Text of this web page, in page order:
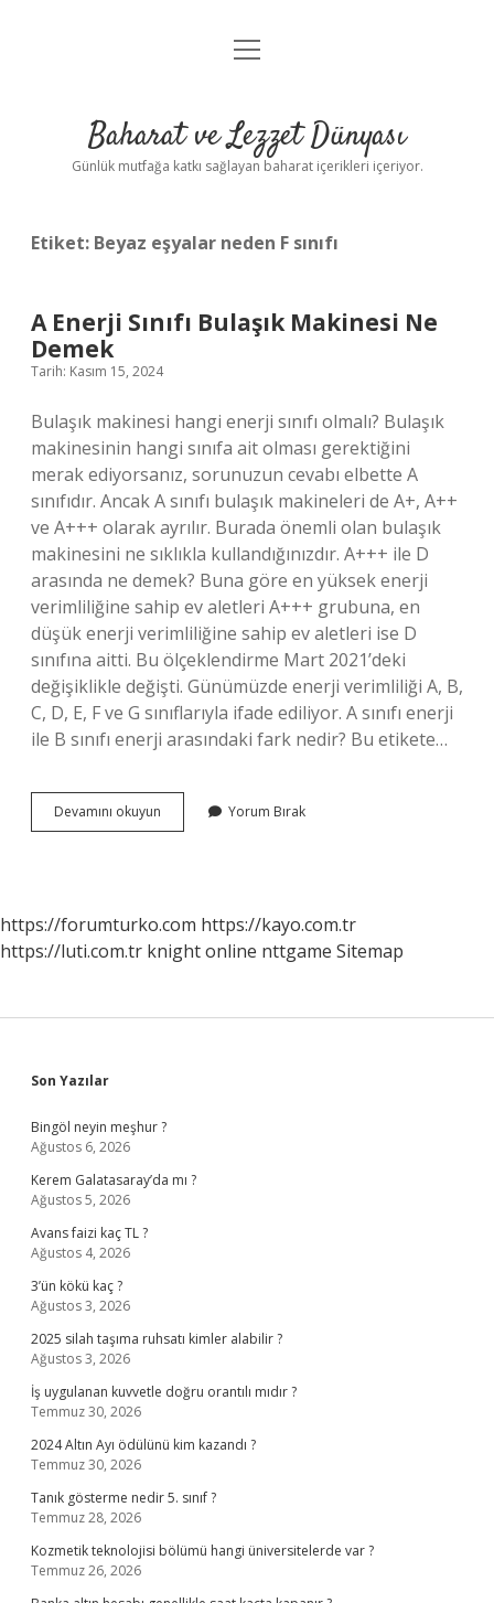
Anasayfa
Yasal Uyarı
menüyü
Baharat ve Lezzet Dünyası
Günlük mutfağa katkı sağlayan baharat içerikleri içeriyor.
Etiket: Beyaz eşyalar neden F sınıfı
A Enerji Sınıfı Bulaşık Makinesi Ne
Demek
Tarih: Kasım 15, 2024
Bulaşık makinesi hangi enerji sınıfı olmalı? Bulaşık
makinesinin hangi sınıfa ait olması gerektiğini
merak ediyorsanız, sorunuzun cevabı elbette A
sınıfıdır. Ancak A sınıfı bulaşık makineleri de A+, A++
ve A+++ olarak ayrılır. Burada önemli olan bulaşık
makinesini ne sıklıkla kullandığınızdır. A+++ ile D
arasında ne demek? Buna göre en yüksek enerji
verimliliğine sahip ev aletleri A+++ grubuna, en
düşük enerji verimliliğine sahip ev aletleri ise D
sınıfına aitti. Bu ölçeklendirme Mart 2021’deki
değişiklikle değişti. Günümüzde enerji verimliliği A, B,
C, D, E, F ve G sınıflarıyla ifade ediliyor. A sınıfı enerji
ile B sınıfı enerji arasındaki fark nedir? Bu etikete…
Devamını okuyun
Enerji
Demek
Yorum Bırak
https://forumturko.com https://kayo.com.tr
https://luti.com.tr knight online nttgame Sitemap
Sidebar
Son Yazılar
Bingöl neyin meşhur ?
Ağustos 6, 2026
Kerem Galatasaray’da mı ?
Ağustos 5, 2026
Avans faizi kaç TL ?
Ağustos 4, 2026
3’ün kökü kaç ?
Ağustos 3, 2026
2025 silah taşıma ruhsatı kimler alabilir ?
Ağustos 3, 2026
İş uygulanan kuvvetle doğru orantılı mıdır ?
Temmuz 30, 2026
2024 Altın Ayı ödülünü kim kazandı ?
Temmuz 30, 2026
Tanık gösterme nedir 5. sınıf ?
Temmuz 28, 2026
Kozmetik teknolojisi bölümü hangi üniversitelerde var ?
Temmuz 26, 2026